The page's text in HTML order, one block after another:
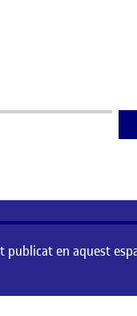
en aquest